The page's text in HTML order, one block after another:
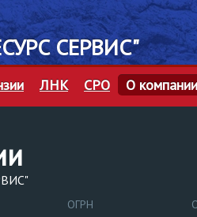
СЕРВИС"
ЛНК СРО О компании
ОГРН